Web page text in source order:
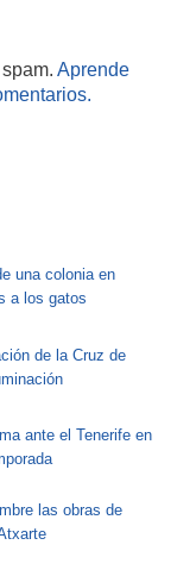
Aprende
una colonia en
a los gatos
de la Cruz de
ante el Tenerife en
las obras de